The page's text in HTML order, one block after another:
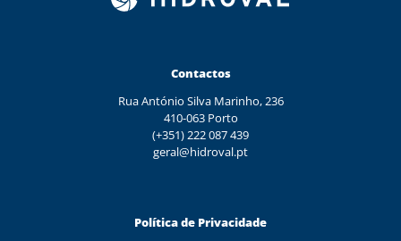
Contactos
Rua António Silva Marinho, 236
410-063 Porto
(+351) 222 087 439
geral@hidroval.pt
Política de Privacidade